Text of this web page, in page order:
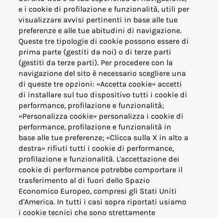
© Acea Energia Spa
via dell'Arte 73/77 - 00144 Roma
- p.iva 07305361003
OFFERTE PER LA CASA
OFFERTE BUSINESS (PMI)
OFFERTE PERTINENZE
ALTRE ESIGENZE
e i cookie di profilazione e funzionalità, utili per
visualizzare avvisi pertinenti in base alle tue
preferenze e alle tue abitudini di navigazione.
Queste tre tipologie di cookie possono essere di
prima parte (gestiti da noi) o di terze parti
(gestiti da terze parti). Per procedere con la
navigazione del sito è necessario scegliere una
di queste tre opzioni: «Accetta cookie» accetti
di installare sul tuo dispositivo tutti i cookie di
performance, profilazione e funzionalità;
«Personalizza cookie» personalizza i cookie di
performance, profilazione e funzionalità in
base alle tue preferenze; «Clicca sulla X in alto a
destra» rifiuti tutti i cookie di performance,
profilazione e funzionalità. L'accettazione dei
cookie di performance potrebbe comportare il
trasferimento al di fuori dello Spazio
Economico Europeo, compresi gli Stati Uniti
d'America. In tutti i casi sopra riportati usiamo
i cookie tecnici che sono strettamente